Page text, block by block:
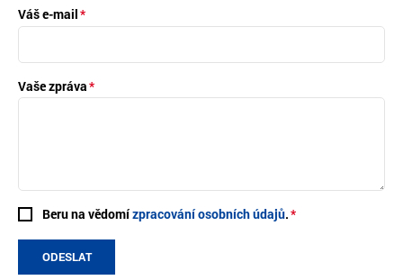
Váš e-mail
Vaše zpráva
Beru na vědomízpracování osobních údajů.
ODESLAT